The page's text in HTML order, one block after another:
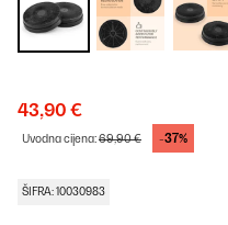
43,90 €
Uvodna cijena:69,90 € -37%
ŠIFRA: 10030983